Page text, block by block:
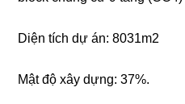
Diện tích dự án: 8031m2
Mật độ xây dựng: 37%.